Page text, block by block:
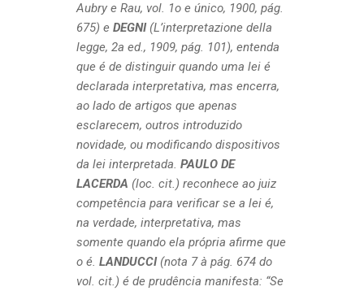
Aubry e Rau, vol. 1o e único, 1900, pág.
675) e DEGNI (L’interpretazione della
legge, 2a ed., 1909, pág. 101), entenda
que é de distinguir quando uma lei é
declarada interpretativa, mas encerra,
ao lado de artigos que apenas
esclarecem, outros introduzido
novidade, ou modificando dispositivos
da lei interpretada. PAULO DE
LACERDA (loc. cit.) reconhece ao juiz
competência para verificar se a lei é,
na verdade, interpretativa, mas
somente quando ela própria afirme que
o é. LANDUCCI (nota 7 à pág. 674 do
vol. cit.) é de prudência manifesta: “Se